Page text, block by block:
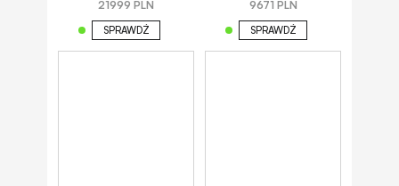
21999 PLN
SPRAWDŹ
9671 PLN
SPRAWDŹ